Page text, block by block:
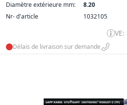
Diamètre extérieure mm:
8.20
Nr- d'article
1032105
Délais de livraison sur demande